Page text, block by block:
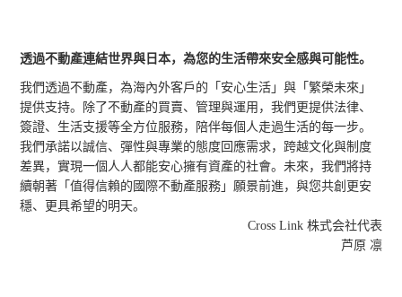
透過不動產連結世界與日本，為您的生活帶來安全感與可能性。
我們透過不動產，為海內外客戶的「安心生活」與「繁榮未來」
提供支持。除了不動產的買賣、管理與運用，我們更提供法律、
簽證、生活支援等全方位服務，陪伴每個人走過生活的每一步。
我們承諾以誠信、彈性與專業的態度回應需求，跨越文化與制度
差異，實現一個人人都能安心擁有資產的社會。未來，我們將持
續朝著「值得信賴的國際不動產服務」願景前進，與您共創更安
穩、更具希望的明天。
Cross Link 株式会社代表
芦原 凛